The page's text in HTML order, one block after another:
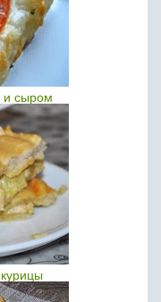
и сыром